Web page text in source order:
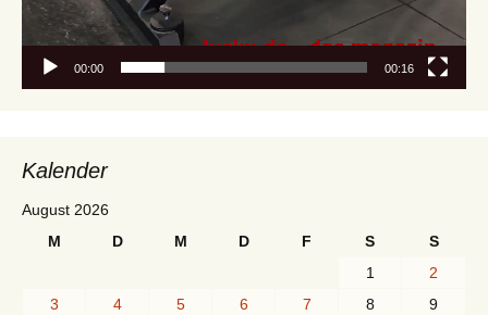
00:00 00:16
Kalender
August 2026
M
D M D F S
S
1
2
3
4 5 6 7 8
9